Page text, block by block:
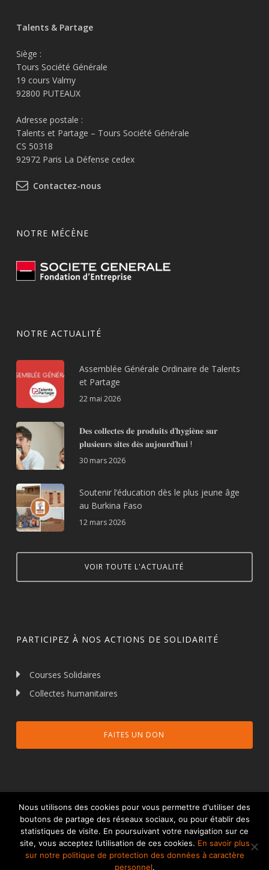
Talents & Partage
Siège :
Tours Société Générale
19 cours Valmy
92800 PUTEAUX
Adresse postale :
Talents et Partage – Tours Société Générale
CS 50318
92972 Paris La Défense cedex
Contactez-nous
NOTRE MÉCÈNE
NOTRE ACTUALITÉ
Assemblée Générale Ordinaire de Talents
et Partage
22 mai 2026
𝐃𝐞𝐬 𝐜𝐨𝐥𝐥𝐞𝐜𝐭𝐞𝐬 𝐝𝐞 𝐩𝐫𝐨𝐝𝐮𝐢𝐭𝐬 𝐝’𝐡𝐲𝐠𝐢𝐞̀𝐧𝐞 𝐬𝐮𝐫
𝐩𝐥𝐮𝐬𝐢𝐞𝐮𝐫𝐬 𝐬𝐢𝐭𝐞𝐬 𝐝𝐞̀𝐬 𝐚𝐮𝐣𝐨𝐮𝐫𝐝’𝐡𝐮𝐢 !
30 mars 2026
Soutenir l’éducation dès le plus jeune âge
au Burkina Faso
12 mars 2026
VOIR TOUTE L'ACTUALITÉ
PARTICIPEZ À NOS ACTIONS DE SOLIDARITÉ
Courses Solidaires
Collectes humanitaires
FAITES UN DON
© 2026 Talents et Partage.Mentions légales
Protection des données à caractère personnel
Nous utilisons des cookies pour vous permettre d'utiliser des
boutons de partage des réseaux sociaux, ou pour établir des
statistiques de visite. En poursuivant votre navigation sur ce
site, vous acceptez l’utilisation de ces cookies. En savoir plus
sur notre politique de protection des données à caractère
personnel.